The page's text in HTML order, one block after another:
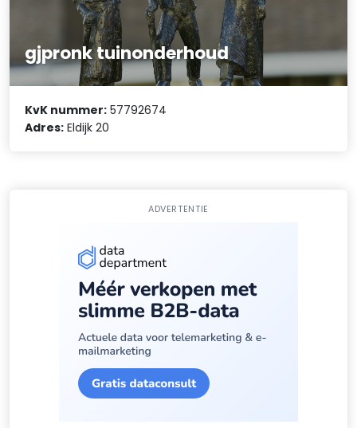
gjpronk tuinonderhoud
KvK nummer: 57792674
Adres: Eldijk 20
ADVERTENTIE